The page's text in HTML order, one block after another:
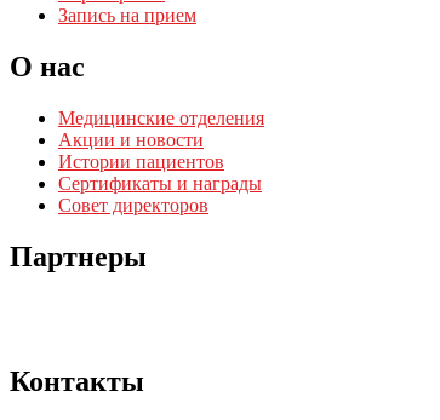
Запись на прием
О нас
Медицинские отделения
Акции и новости
Истории пациентов
Сертификаты и награды
Совет директоров
Партнеры
Контакты